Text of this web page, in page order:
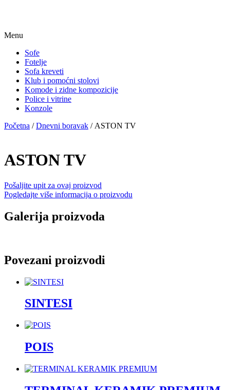
Menu
Sofe
Fotelje
Sofa kreveti
Klub i pomoćni stolovi
Komode i zidne kompozicije
Police i vitrine
Konzole
Početna /Dnevni boravak / ASTON TV
ASTON TV
Pošaljite upit za ovaj proizvod
Pogledajte više informacija o proizvodu
Galerija proizvoda
Povezani proizvodi
SINTESI
POIS